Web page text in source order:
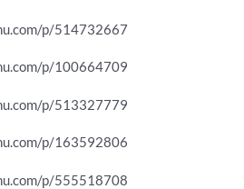
p/514732667
p/100664709
p/513327779
p/163592806
p/555518708